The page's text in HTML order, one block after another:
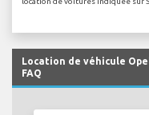
Location de véhicule
FAQ